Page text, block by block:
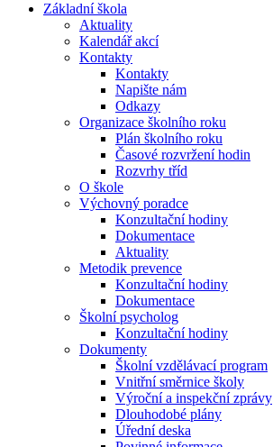
Základní škola
Aktuality
Kalendář akcí
Kontakty
Kontakty
Napište nám
Odkazy
Organizace školního roku
Plán školního roku
Časové rozvržení hodin
Rozvrhy tříd
O škole
Výchovný poradce
Konzultační hodiny
Dokumentace
Aktuality
Metodik prevence
Konzultační hodiny
Dokumentace
Školní psycholog
Konzultační hodiny
Dokumenty
Školní vzdělávací program
Vnitřní směrnice školy
Výroční a inspekční zprávy
Dlouhodobé plány
Úřední deska